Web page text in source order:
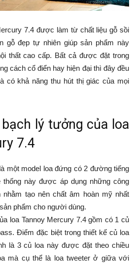
7.4 được làm từ chất liệu gỗ sồi
gỗ đẹp tự nhiên giúp sản phẩm này
thất cao cấp. Bất cả được đặt trong
cách cổ điển hay hiện đại thì đây đều
có khả năng thu hút thị giác của mọi
lý tưởng của loa
7.4
một model loa đứng có 2 đường tiếng
này được áp dụng những công
nhằm tạo nên chất âm hoàn mỹ nhất
phẩm cho người dùng.
loa Tannoy Mercury 7.4 gồm có 1 củ
Điểm đặc biệt trong thiết kế củ loa
là 3 củ loa này được đặt theo chiều
mà cụ thể là loa tweeter ở giữa với